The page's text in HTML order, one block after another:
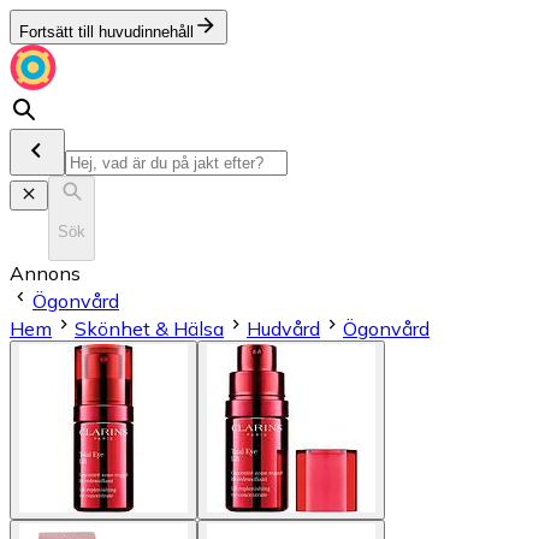
Fortsätt till huvudinnehåll
Sök
Annons
Ögonvård
Hem
Skönhet & Hälsa Hudvård Ögonvård